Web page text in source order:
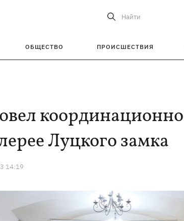
Найти
ОБЩЕСТВО ПРОИСШЕСТВИЯ
Луцкого замка
14:19